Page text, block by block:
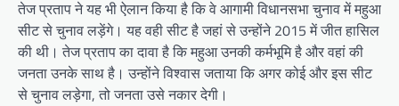
तेज प्रताप ने यह भी ऐलान किया है कि वे आगामी विधानसभा चुनाव में महुआ
सीट से चुनाव लड़ेंगे। यह वही सीट है जहां से उन्होंने 2015 में जीत हासिल
की थी। तेज प्रताप का दावा है कि महुआ उनकी कर्मभूमि है और वहां की
जनता उनके साथ है। उन्होंने विश्वास जताया कि अगर कोई और इस सीट
से चुनाव लड़ेगा, तो जनता उसे नकार देगी।